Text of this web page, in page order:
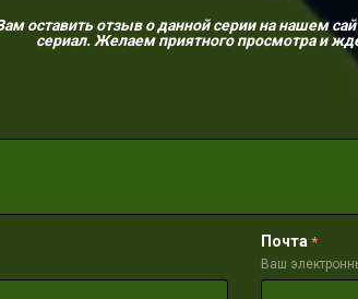
оставить отзыв о данной серии на нашем
сериал. Желаем приятного просмотра и
Почта *
Ваш